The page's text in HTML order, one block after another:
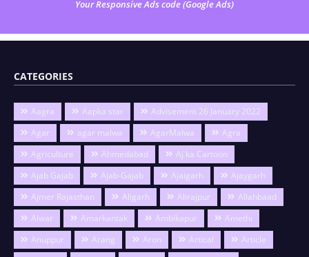
Your Responsive Ads code (Google Ads)
CATEGORIES
Aagra Aapka star
Advisement 26 January 2022
Agar
agar malwa AgarMalwa
Agra
Agriculture
Ahmedabad
Aj ka Cartoon
Ajab Gajab
Ajab-Gajab Ajaigarh
Ajaygarh
Ajmer Rajasthan
Aligarh Alirajpur
Allahbaad
Alwar
Amarkantak Ambikapur
Amethi
Anuppur
Arang Aron Artical
Article